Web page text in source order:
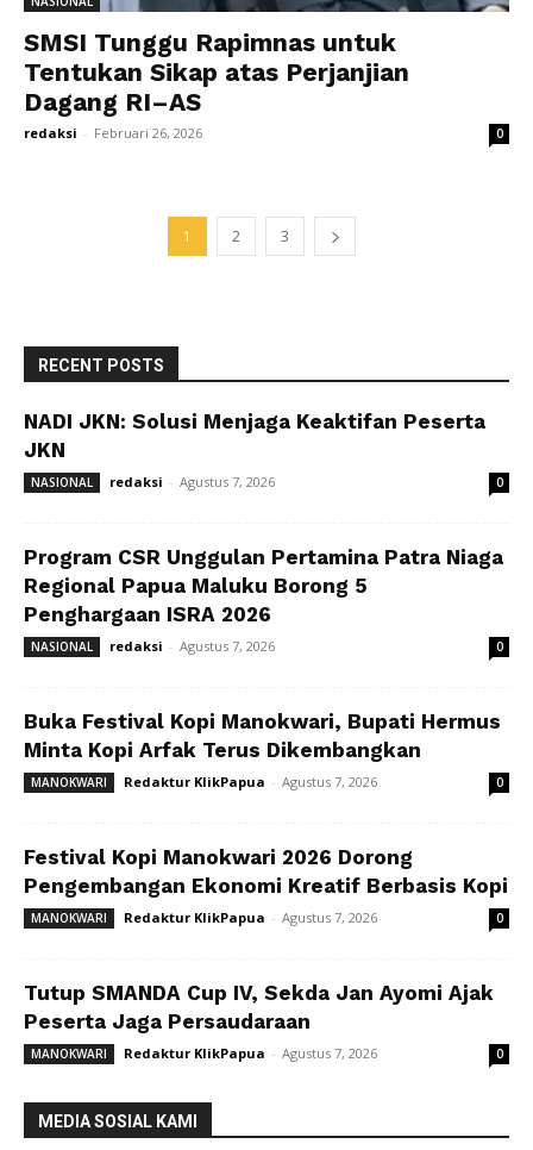
SMSI Tunggu Rapimnas untuk
Tentukan Sikap atas Perjanjian
Dagang RI–AS
redaksi - Februari 26, 2026 0
1 2 3
RECENT POSTS
NADI JKN: Solusi Menjaga Keaktifan Peserta
JKN
NASIONAL redaksi - Agustus 7, 2026 0
Program CSR Unggulan Pertamina Patra Niaga
Regional Papua Maluku Borong 5
Penghargaan ISRA 2026
NASIONAL redaksi - Agustus 7, 2026 0
Buka Festival Kopi Manokwari, Bupati Hermus
Minta Kopi Arfak Terus Dikembangkan
MANOKWARI Redaktur KlikPapua - Agustus 7, 2026 0
Festival Kopi Manokwari 2026 Dorong
Pengembangan Ekonomi Kreatif Berbasis Kopi
MANOKWARI Redaktur KlikPapua - Agustus 7, 2026 0
Tutup SMANDA Cup IV, Sekda Jan Ayomi Ajak
Peserta Jaga Persaudaraan
MANOKWARI Redaktur KlikPapua - Agustus 7, 2026 0
MEDIA SOSIAL KAMI